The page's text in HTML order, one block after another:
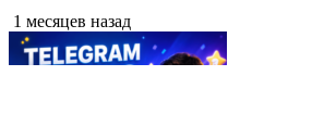
1 месяцев назад